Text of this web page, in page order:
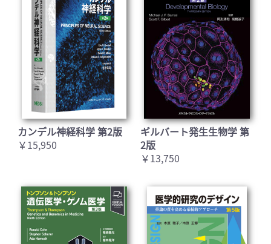
カンデル神経科学 第2版
￥15,950
ギルバート発生生物学 第
2版
￥13,750